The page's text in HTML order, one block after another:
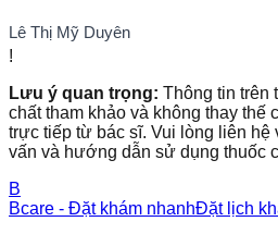
Lê Thị Mỹ Duyên
!
Lưu ý quan trọng: Thông tin trên
chất tham khảo và không thay thế
trực tiếp từ bác sĩ. Vui lòng liên
vấn và hướng dẫn sử dụng thuốc
B
Bcare - Đặt khám nhanhĐặt lịch